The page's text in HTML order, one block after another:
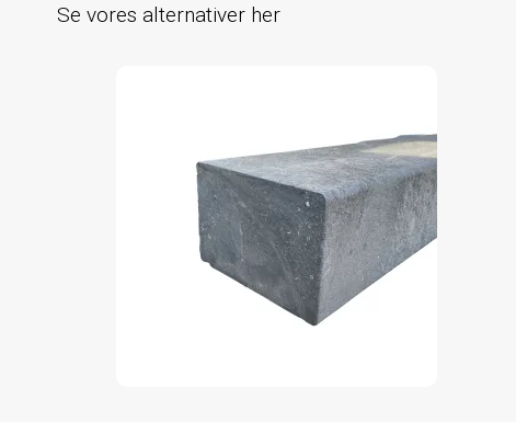
Se vores alternativer her